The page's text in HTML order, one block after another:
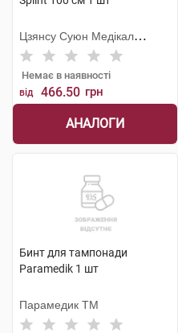
Цзянсу Суюн Медікал
Метіріалс
Немає в наявності
від 466.50 грн
АНАЛОГИ
Бинт для тампонади
Paramedik 1 шт
Парамедик ТМ